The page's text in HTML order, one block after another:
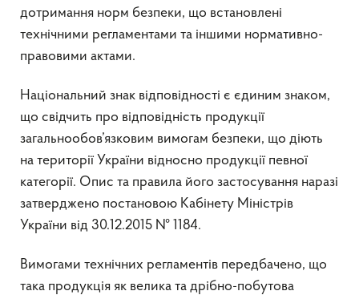
дотримання норм безпеки, що встановлені
технічними регламентами та іншими нормативно-
правовими актами.
Національний знак відповідності є єдиним знаком,
що свідчить про відповідність продукції
загальнообов’язковим вимогам безпеки, що діють
на території України відносно продукції певної
категорії. Опис та правила його застосування наразі
затверджено постановою Кабінету Міністрів
України від 30.12.2015 № 1184.
Вимогами технічних регламентів передбачено, що
така продукція як велика та дрібно-побутова